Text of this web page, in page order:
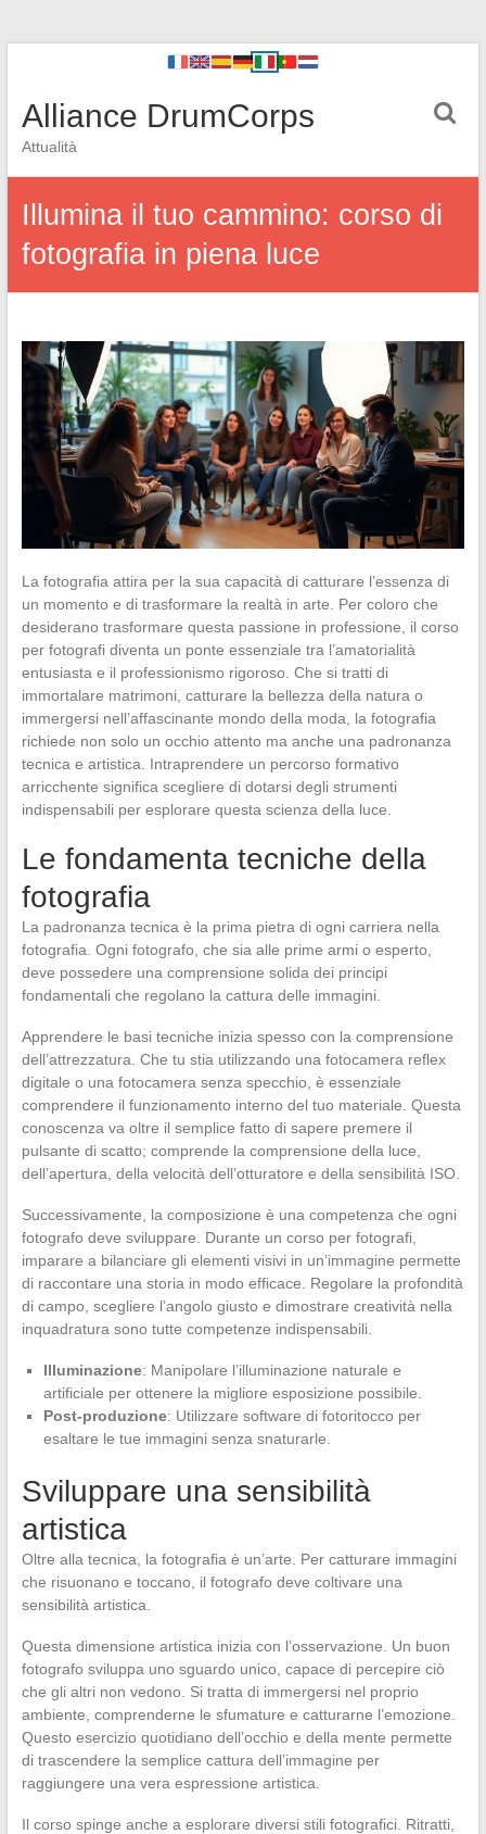
Alliance DrumCorps
Attualità
Illumina il tuo cammino: corso di
fotografia in piena luce
La fotografia attira per la sua capacità di catturare l’essenza di
un momento e di trasformare la realtà in arte. Per coloro che
desiderano trasformare questa passione in professione, il corso
per fotografi diventa un ponte essenziale tra l’amatorialità
entusiasta e il professionismo rigoroso. Che si tratti di
immortalare matrimoni, catturare la bellezza della natura o
immergersi nell’affascinante mondo della moda, la fotografia
richiede non solo un occhio attento ma anche una padronanza
tecnica e artistica. Intraprendere un percorso formativo
arricchente significa scegliere di dotarsi degli strumenti
indispensabili per esplorare questa scienza della luce.
Le fondamenta tecniche della
fotografia
La padronanza tecnica è la prima pietra di ogni carriera nella
fotografia. Ogni fotografo, che sia alle prime armi o esperto,
deve possedere una comprensione solida dei principi
fondamentali che regolano la cattura delle immagini.
Apprendere le basi tecniche inizia spesso con la comprensione
dell’attrezzatura. Che tu stia utilizzando una fotocamera reflex
digitale o una fotocamera senza specchio, è essenziale
comprendere il funzionamento interno del tuo materiale. Questa
conoscenza va oltre il semplice fatto di sapere premere il
pulsante di scatto; comprende la comprensione della luce,
dell’apertura, della velocità dell’otturatore e della sensibilità ISO.
Successivamente, la composizione è una competenza che ogni
fotografo deve sviluppare. Durante un corso per fotografi,
imparare a bilanciare gli elementi visivi in un’immagine permette
di raccontare una storia in modo efficace. Regolare la profondità
di campo, scegliere l’angolo giusto e dimostrare creatività nella
inquadratura sono tutte competenze indispensabili.
Illuminazione: Manipolare l’illuminazione naturale e
artificiale per ottenere la migliore esposizione possibile.
Post-produzione: Utilizzare software di fotoritocco per
esaltare le tue immagini senza snaturarle.
Sviluppare una sensibilità
artistica
Oltre alla tecnica, la fotografia è un’arte. Per catturare immagini
che risuonano e toccano, il fotografo deve coltivare una
sensibilità artistica.
Questa dimensione artistica inizia con l’osservazione. Un buon
fotografo sviluppa uno sguardo unico, capace di percepire ciò
che gli altri non vedono. Si tratta di immergersi nel proprio
ambiente, comprenderne le sfumature e catturarne l’emozione.
Questo esercizio quotidiano dell’occhio e della mente permette
di trascendere la semplice cattura dell’immagine per
raggiungere una vera espressione artistica.
Il corso spinge anche a esplorare diversi stili fotografici. Ritratti,